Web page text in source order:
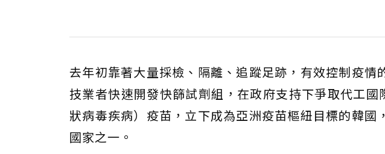
去年初靠著大量採檢、隔離、追蹤足跡，有效控制疫情
技業者快速開發快篩試劑組，在政府支持下爭取代工
狀病毒疾病）疫苗，立下成為亞洲疫苗樞紐目標的韓國
國家之一。